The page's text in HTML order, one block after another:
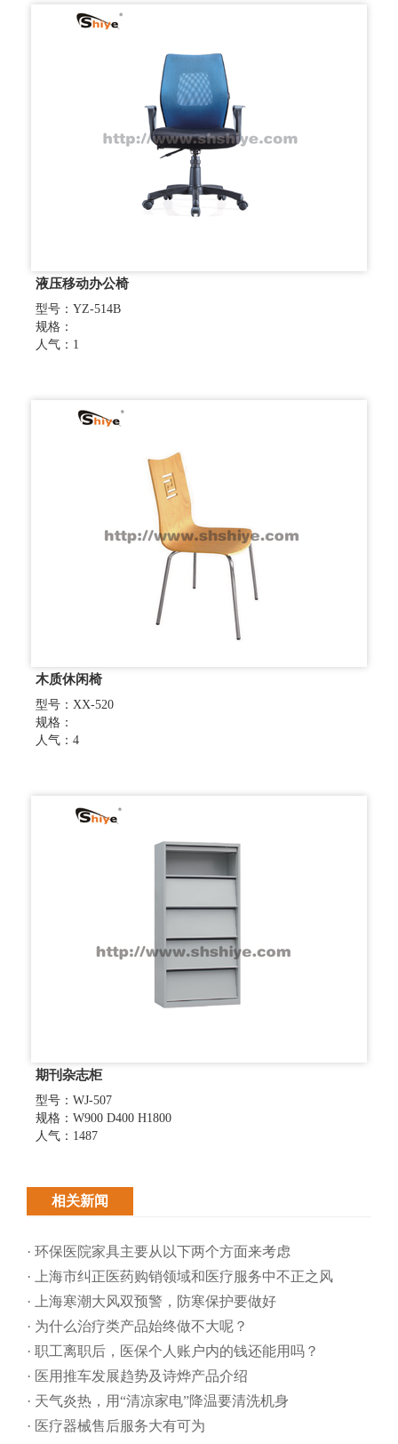
液压移动办公椅
型号：YZ-514B
规格：
人气：1
木质休闲椅
型号：XX-520
规格：
人气：4
期刊杂志柜
型号：WJ-507
规格：W900 D400 H1800
人气：1487
相关新闻
· 环保医院家具主要从以下两个方面来考虑
· 上海市纠正医药购销领域和医疗服务中不正之风
· 上海寒潮大风双预警，防寒保护要做好
· 为什么治疗类产品始终做不大呢？
· 职工离职后，医保个人账户内的钱还能用吗​？
· 医用推车发展趋势及诗烨产品介绍
· 天气炎热，用“清凉家电”降温要清洗机身
· 医疗器械售后服务大有可为